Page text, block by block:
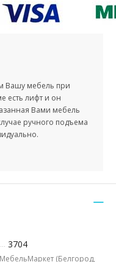
Вашу мебель при
есть лифт и он
Вами мебель
ручного подъема
3704
(Белгород,